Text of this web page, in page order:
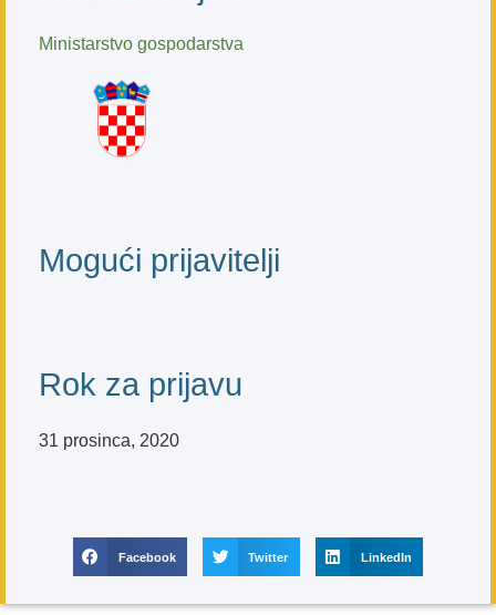
Ministarstvo gospodarstva
Mogući prijavitelji
Rok za prijavu
31 prosinca, 2020
Facebook Twitter LinkedIn